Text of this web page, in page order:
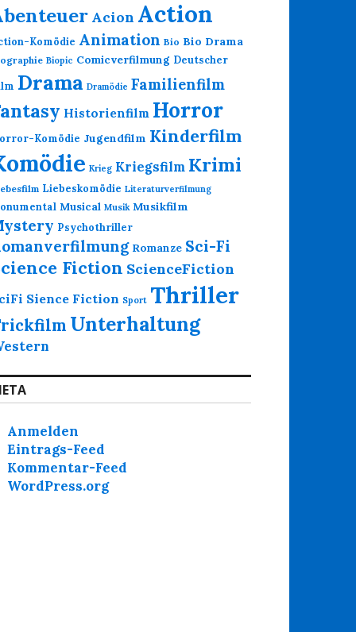
Acion Action
Komödie Animation Bio Bio Drama
Biopic Comicverfilmung Deutscher
Drama Dramödie Familienfilm
Historienfilm Horror
Komödie Jugendfilm Kinderfilm
Krieg Kriegsfilm Krimi
Liebeskomödie Literaturverfilmung
Musical Musik Musikfilm
Psychothriller
Romanze Sci-Fi
Fiction ScienceFiction
Sience Fiction Sport Thriller
Unterhaltung
Anmelden
Eintrags-Feed
Kommentar-Feed
WordPress.org